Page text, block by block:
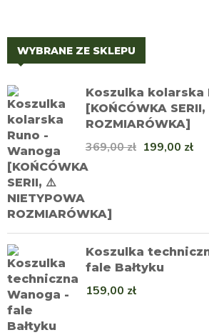
WYBRANE ZE SKLEPU
Koszulka kolarska
[KOŃCÓWKA
ROZMIARÓWKA]
369,00zł 199,00 zł
Koszulka
fale Bałtyku
159,00 zł